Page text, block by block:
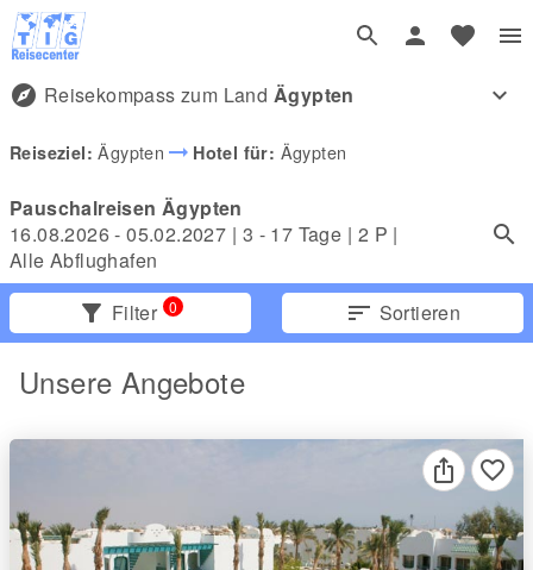
explore Reisekompass zum Land Ägypten expand_more
Reiseziel: Ägypten arrow_right_alt Hotel für: Ägypten
Pauschalreisen Ägypten
16.08.2026 - 05.02.2027 | 3 - 17 Tage | 2 P |
Alle Abflughafen
filter_alt Filter 0 sort Sortieren
Unsere Angebote
favorite_border